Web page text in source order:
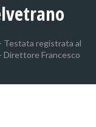
Testata registrata al
Direttore Francesco